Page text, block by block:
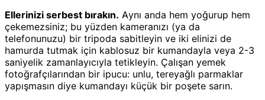
Ellerinizi serbest bırakın. Aynı anda hem yoğurup hem
çekemezsiniz; bu yüzden kameranızı (ya da
telefonunuzu) bir tripoda sabitleyin ve iki elinizi de
hamurda tutmak için kablosuz bir kumandayla veya 2-3
saniyelik zamanlayıcıyla tetikleyin. Çalışan yemek
fotoğrafçılarından bir ipucu: unlu, tereyağlı parmaklar
yapışmasın diye kumandayı küçük bir poşete sarın.